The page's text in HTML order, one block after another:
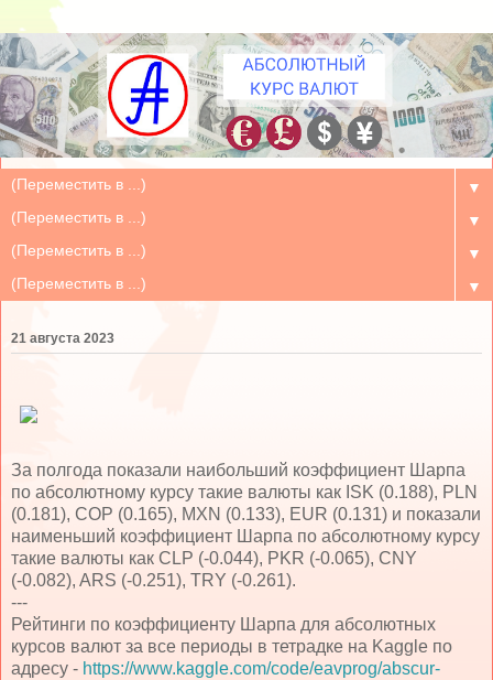
▼
▼
▼
▼
21 августа 2023
За полгода показали наибольший коэффициент Шарпа
по абсолютному курсу такие валюты как ISK (0.188), PLN
(0.181), COP (0.165), MXN (0.133), EUR (0.131) и показали
наименьший коэффициент Шарпа по абсолютному курсу
такие валюты как CLP (-0.044), PKR (-0.065), CNY
(-0.082), ARS (-0.251), TRY (-0.261).
---
Рейтинги по коэффициенту Шарпа для абсолютных
курсов валют за все периоды в тетрадке на Kaggle по
адресу - https://www.kaggle.com/code/eavprog/abscur-